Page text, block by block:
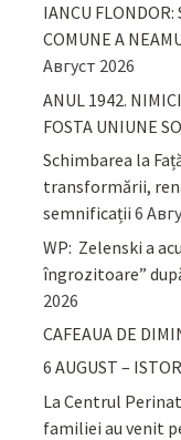
IANCU FLONDOR:
COMUNE A
Август 2026
ANUL 1942.
FOSTA UNIUNE
Schimbarea la
transformării,
semnificații 6
WP: Zelenski a
îngrozitoare”
2026
CAFEAUA DE
6 AUGUST –
La Centrul
familiei au venit